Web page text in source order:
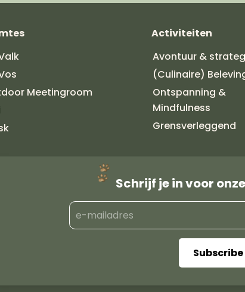
Meetingroom
Activiteiten
Avontuur &
(Culinaire)
Ontspanning &
Mindfulness
Grensverleggend
Schrijf je in voor